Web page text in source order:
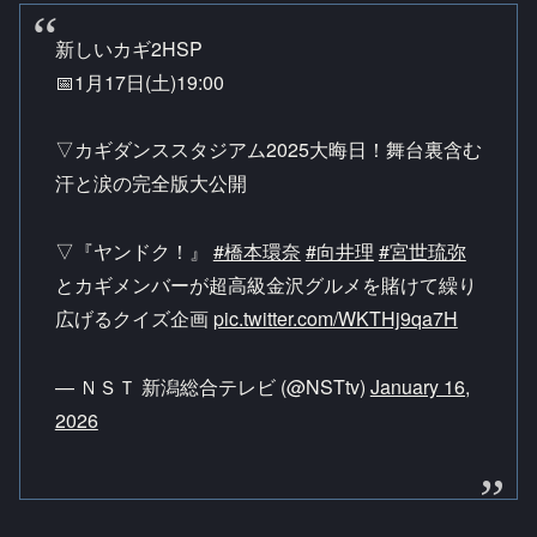
新しいカギ2HSP
📅1月17日(土)19:00
▽カギダンススタジアム2025大晦日！舞台裏含む
汗と涙の完全版大公開
▽『ヤンドク！』 #橋本環奈 #向井理 #宮世琉弥
とカギメンバーが超高級金沢グルメを賭けて繰り
広げるクイズ企画pic.twitter.com/WKTHj9qa7H
— ＮＳＴ 新潟総合テレビ (@NSTtv) January 16,
2026